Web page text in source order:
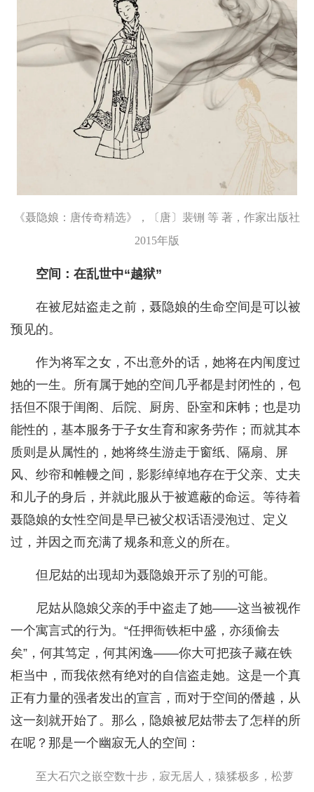
《聂隐娘：唐传奇精选》，〔唐〕裴铏 等 著，作家出版社
2015年版
空间：在乱世中“越狱”
在被尼姑盗走之前，聂隐娘的生命空间是可以被
预见的。
作为将军之女，不出意外的话，她将在内闱度过
她的一生。所有属于她的空间几乎都是封闭性的，包
括但不限于闺阁、后院、厨房、卧室和床帏；也是功
能性的，基本服务于子女生育和家务劳作；而就其本
质则是从属性的，她将终生游走于窗纸、隔扇、屏
风、纱帘和帷幔之间，影影绰绰地存在于父亲、丈夫
和儿子的身后，并就此服从于被遮蔽的命运。等待着
聂隐娘的女性空间是早已被父权话语浸泡过、定义
过，并因之而充满了规条和意义的所在。
但尼姑的出现却为聂隐娘开示了别的可能。
尼姑从隐娘父亲的手中盗走了她——这当被视作
一个寓言式的行为。“任押衙铁柜中盛，亦须偷去
矣”，何其笃定，何其闲逸——你大可把孩子藏在铁
柜当中，而我依然有绝对的自信盗走她。这是一个真
正有力量的强者发出的宣言，而对于空间的僭越，从
这一刻就开始了。那么，隐娘被尼姑带去了怎样的所
在呢？那是一个幽寂无人的空间：
至大石穴之嵌空数十步，寂无居人，猿猱极多，松萝